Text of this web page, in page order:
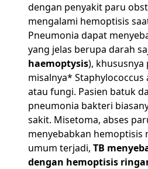
dengan penyakit paru
mengalami hemoptisis
Pneumonia dapat
yang jelas berupa darah
haemoptysis), khususnya
misalnya* Staphylococcus
atau fungi. Pasien batuk
pneumonia bakteri
sakit. Misetoma, abses
menyebabkan hemoptisis
umum terjadi, TB
dengan hemoptisis